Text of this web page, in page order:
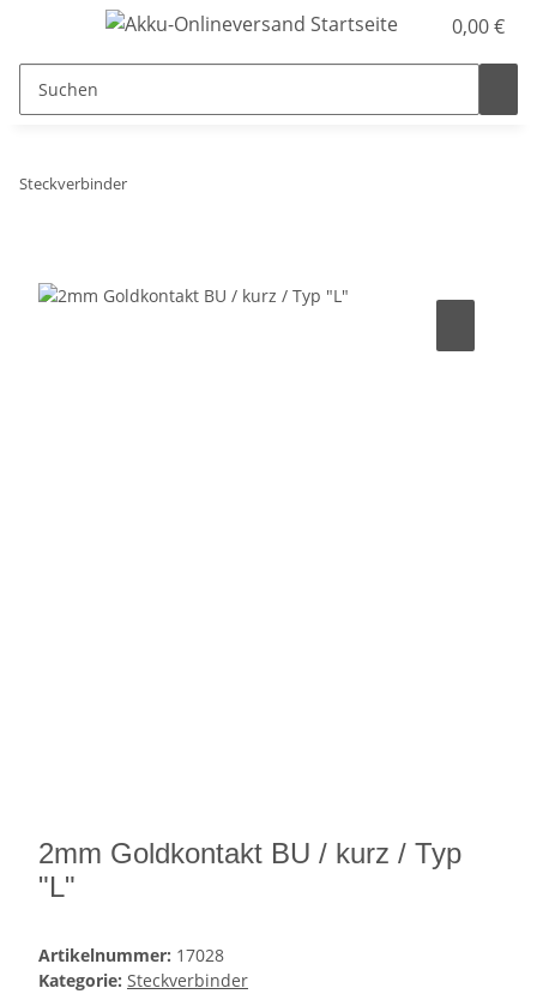
0,00 €
Steckverbinder
2mm Goldkontakt BU / kurz / Typ
"L"
Artikelnummer: 17028
Kategorie: Steckverbinder